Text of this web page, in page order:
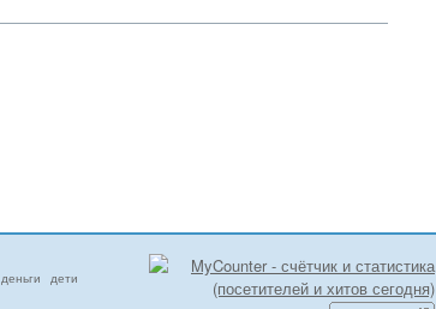
деньги
дети